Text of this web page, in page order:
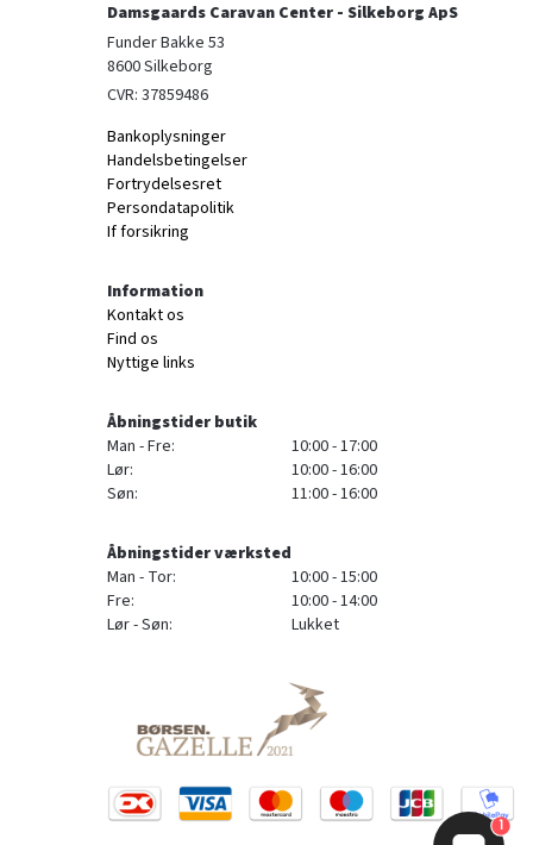
Damsgaards Caravan Center - Silkeborg ApS
Funder Bakke 53
8600 Silkeborg
CVR: 37859486
Bankoplysninger
Handelsbetingelser
Fortrydelsesret
Persondatapolitik
If forsikring
Information
Kontakt os
Find os
Nyttige links
Åbningstider butik
Man - Fre:
10:00 - 17:00
Lør:
10:00 - 16:00
Søn:
11:00 - 16:00
Åbningstider værksted
Man - Tor:
10:00 - 15:00
Fre:
10:00 - 14:00
Lør - Søn:
Lukket
1